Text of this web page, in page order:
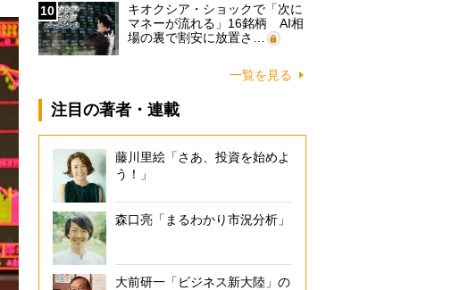
10
キオクシア・ショックで「次に
マネーが流れる」16銘柄 AI相
場の裏で割安に放置さ…
一覧を見る
注目の著者・連載
藤川里絵「さあ、投資を始めよ
う！」
森口亮「まるわかり市況分析」
大前研一「ビジネス新大陸」の